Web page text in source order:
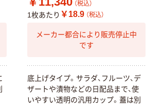
（税込）
1枚あたり ￥18.9 （税込）
メーカー都合により販売停止中
です
底上げタイプ。サラダ、フルーツ、デ
ザートや漬物などの日配品まで、使
いやすい透明の汎用カップ。蓋は別